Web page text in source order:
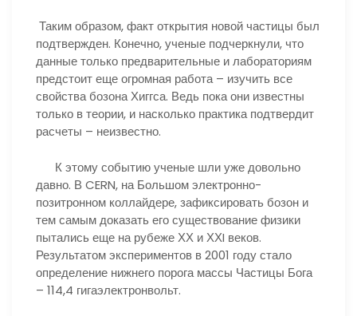
Таким образом, факт открытия новой частицы был
подтвержден. Конечно, ученые подчеркнули, что
данные только предварительные и лабораториям
предстоит еще огромная работа – изучить все
свойства бозона Хиггса. Ведь пока они известны
только в теории, и насколько практика подтвердит
расчеты – неизвестно.
К этому событию ученые шли уже довольно
давно. В CERN, на Большом электронно-
позитронном коллайдере, зафиксировать бозон и
тем самым доказать его существование физики
пытались еще на рубеже ХХ и ХХI веков.
Результатом экспериментов в 2001 году стало
определение нижнего порога массы Частицы Бога
– 114,4 гигаэлектронвольт.